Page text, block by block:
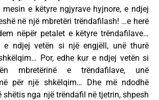
mesin e këtyre ngjyrave hyjnore, e ndjej
në një mbretëri trëndafilash! …e herë
nëpër petalet e këtyre trëndafilave…
e ndjej vetën si një engjëll, unë thurë
Por, edhe kur e ndjej vetën si
mbretërinë e trëndafilave, unë
për një shkëlqim… Dhe më ndodhë
shëtis nga një trëndafil në tjetrin, shpesh